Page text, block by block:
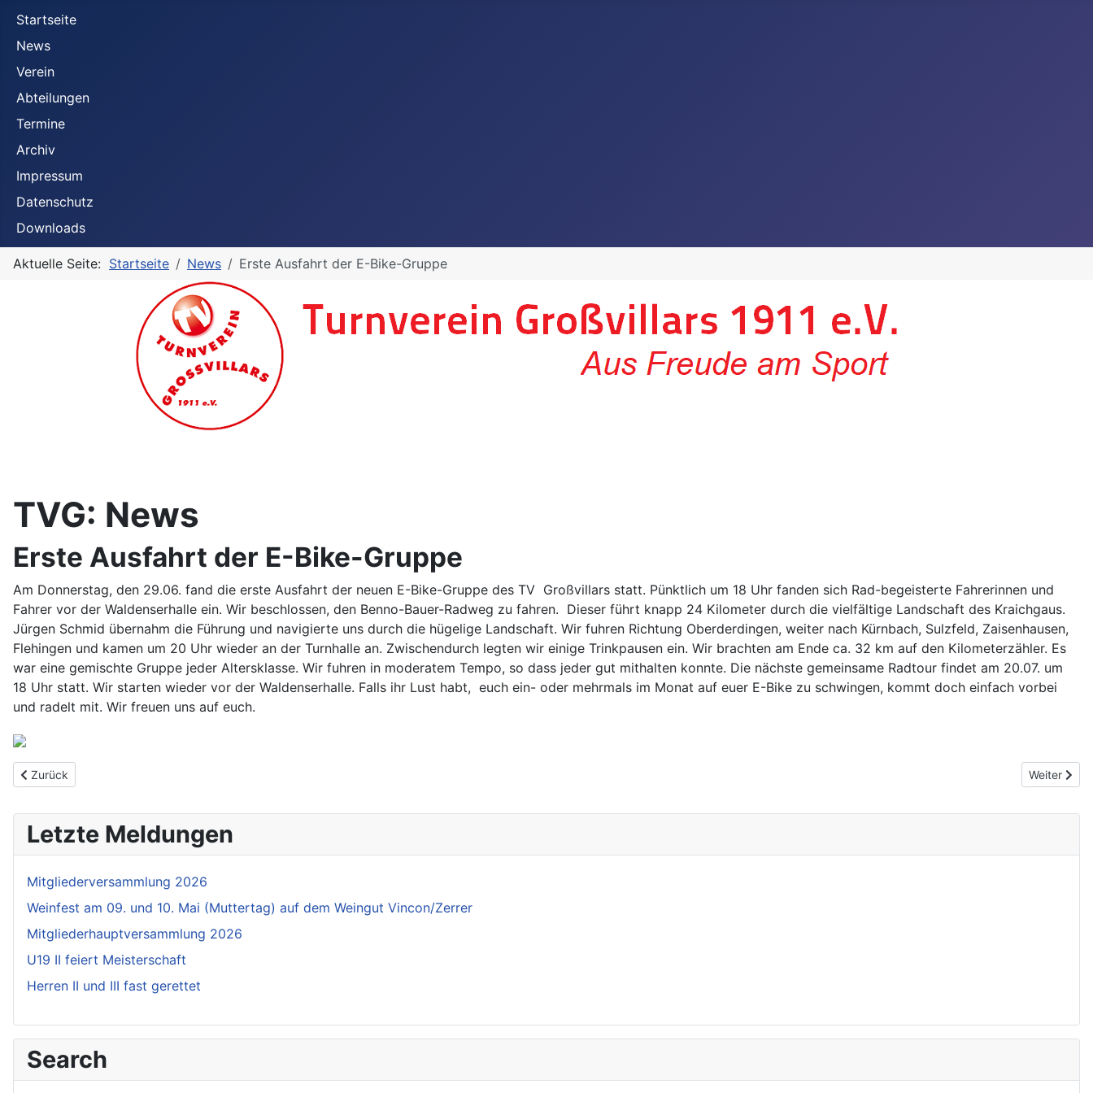
Startseite
News
Verein
Abteilungen
Termine
Archiv
Impressum
Datenschutz
Downloads
Aktuelle Seite: Startseite News Erste Ausfahrt der E-Bike-Gruppe
Letzte Meldungen
Mitgliederversammlung 2026
Weinfest am 09. und 10. Mai (Muttertag) auf dem Weingut Vincon/Zerrer
Mitgliederhauptversammlung 2026
U19 II feiert Meisterschaft
Herren II und III fast gerettet
Search
TVG: News
Erste Ausfahrt der E-Bike-Gruppe
Am Donnerstag, den 29.06. fand die erste Ausfahrt der neuen E-Bike-Gruppe des TV Großvillars statt. Pünktlich um 18 Uhr fanden sich Rad-begeisterte Fahrerinnen und
Fahrer vor der Waldenserhalle ein. Wir beschlossen, den Benno-Bauer-Radweg zu fahren. Dieser führt knapp 24 Kilometer durch die vielfältige Landschaft des Kraichgaus.
Jürgen Schmid übernahm die Führung und navigierte uns durch die hügelige Landschaft. Wir fuhren Richtung Oberderdingen, weiter nach Kürnbach, Sulzfeld, Zaisenhausen,
Flehingen und kamen um 20 Uhr wieder an der Turnhalle an. Zwischendurch legten wir einige Trinkpausen ein. Wir brachten am Ende ca. 32 km auf den Kilometerzähler. Es
war eine gemischte Gruppe jeder Altersklasse. Wir fuhren in moderatem Tempo, so dass jeder gut mithalten konnte. Die nächste gemeinsame Radtour findet am 20.07. um
18 Uhr statt. Wir starten wieder vor der Waldenserhalle. Falls ihr Lust habt, euch ein- oder mehrmals im Monat auf euer E-Bike zu schwingen, kommt doch einfach vorbei
und radelt mit. Wir freuen uns auf euch.
Previous article: Nächste Ausfahrt der E-Bike Gruppe
Zurück Next
Weiter